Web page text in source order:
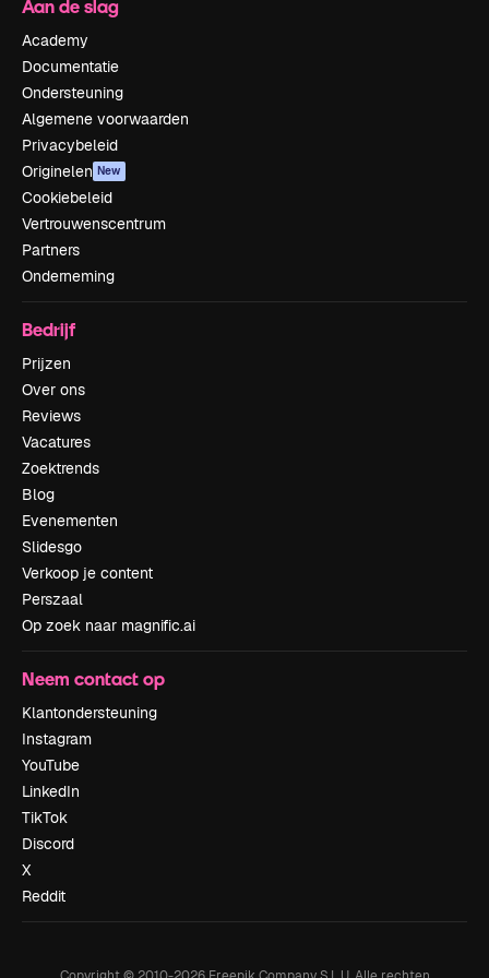
Aan de slag
Academy
Documentatie
Ondersteuning
Algemene voorwaarden
Privacybeleid
Originelen New
Cookiebeleid
Vertrouwenscentrum
Partners
Onderneming
Bedrijf
Prijzen
Over ons
Reviews
Vacatures
Zoektrends
Blog
Evenementen
Slidesgo
Verkoop je content
Perszaal
Op zoek naar magnific.ai
Neem contact op
Klantondersteuning
Instagram
YouTube
LinkedIn
TikTok
Discord
X
Reddit